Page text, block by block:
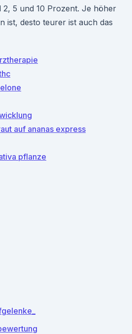
2, 5 und 10 Prozent. Je höher
ist, desto teurer ist auch das
auf ananas express
pflanze